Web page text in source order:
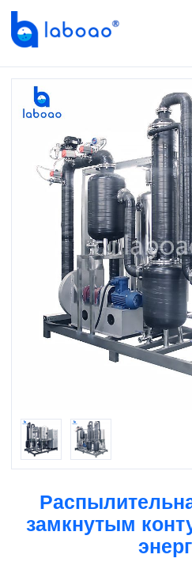
замкнутым